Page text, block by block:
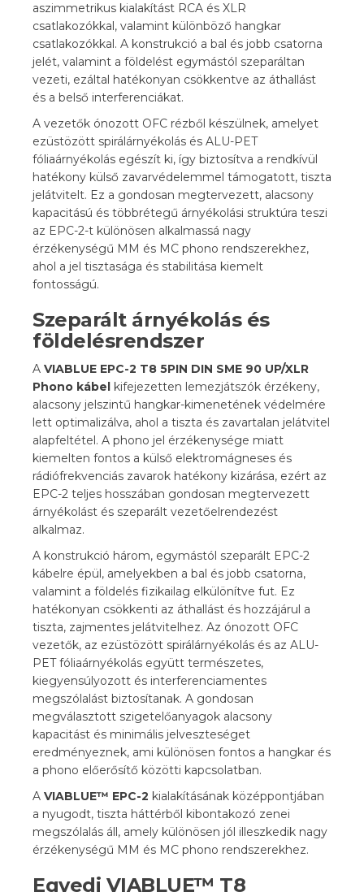
aszimmetrikus kialakítást RCA és XLR
csatlakozókkal, valamint különböző hangkar
csatlakozókkal. A konstrukció a bal és jobb csatorna
jelét, valamint a földelést egymástól szeparáltan
vezeti, ezáltal hatékonyan csökkentve az áthallást
és a belső interferenciákat.
A vezetők ónozott OFC rézből készülnek, amelyet
ezüstözött spirálárnyékolás és ALU-PET
fóliaárnyékolás egészít ki, így biztosítva a rendkívül
hatékony külső zavarvédelemmel támogatott, tiszta
jelátvitelt. Ez a gondosan megtervezett, alacsony
kapacitású és többrétegű árnyékolási struktúra teszi
az EPC-2-t különösen alkalmassá nagy
érzékenységű MM és MC phono rendszerekhez,
ahol a jel tisztasága és stabilitása kiemelt
fontosságú.
Szeparált árnyékolás és
földelésrendszer
A VIABLUE EPC-2 T8 5PIN DIN SME 90 UP/XLR
Phono kábel kifejezetten lemezjátszók érzékeny,
alacsony jelszintű hangkar-kimenetének védelmére
lett optimalizálva, ahol a tiszta és zavartalan jelátvitel
alapfeltétel. A phono jel érzékenysége miatt
kiemelten fontos a külső elektromágneses és
rádiófrekvenciás zavarok hatékony kizárása, ezért az
EPC-2 teljes hosszában gondosan megtervezett
árnyékolást és szeparált vezetőelrendezést
alkalmaz.
A konstrukció három, egymástól szeparált EPC-2
kábelre épül, amelyekben a bal és jobb csatorna,
valamint a földelés fizikailag elkülönítve fut. Ez
hatékonyan csökkenti az áthallást és hozzájárul a
tiszta, zajmentes jelátvitelhez. Az ónozott OFC
vezetők, az ezüstözött spirálárnyékolás és az ALU-
PET fóliaárnyékolás együtt természetes,
kiegyensúlyozott és interferenciamentes
megszólalást biztosítanak. A gondosan
megválasztott szigetelőanyagok alacsony
kapacitást és minimális jelveszteséget
eredményeznek, ami különösen fontos a hangkar és
a phono előerősítő közötti kapcsolatban.
A VIABLUE™ EPC-2 kialakításának középpontjában
a nyugodt, tiszta háttérből kibontakozó zenei
megszólalás áll, amely különösen jól illeszkedik nagy
érzékenységű MM és MC phono rendszerekhez.
Egyedi VIABLUE™ T8